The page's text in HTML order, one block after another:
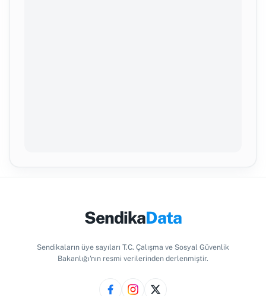
SendikaData
Sendikaların üye sayıları T.C. Çalışma ve Sosyal Güvenlik
Bakanlığı'nın resmi verilerinden derlenmiştir.